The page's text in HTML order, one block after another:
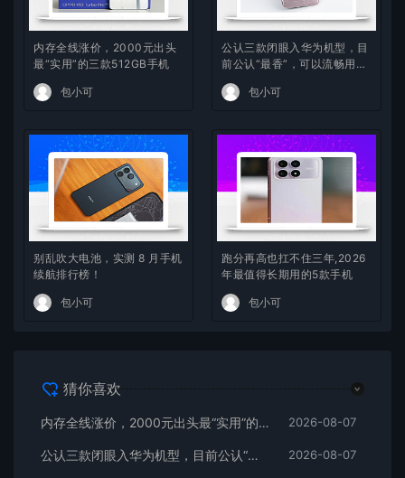
内存全线涨价，2000元出头
最“实用”的三款512GB手机
包小可
公认三款闭眼入华为机型，目
前公认“最香”，可以流畅用四
年
包小可
别乱吹大电池，实测 8 月手机
续航排行榜！
包小可
跑分再高也扛不住三年,2026
年最值得长期用的5款手机
包小可
猜你喜欢
内存全线涨价，2000元出头最“实用”的三款512GB手机 2026-08-07
公认三款闭眼入华为机型，目前公认“最香”，可以流畅用四年 2026-08-07